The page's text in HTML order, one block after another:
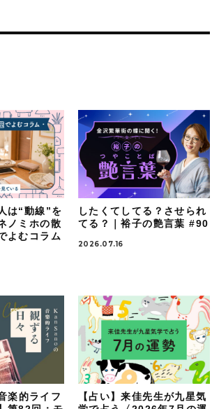
は“動線”を
ノミホの散
よむコラム
したくてしてる？させられ
てる？｜裕子の艶言葉 #90
2026.07.16
楽的ライフ
【占い】来佳先生が九星気